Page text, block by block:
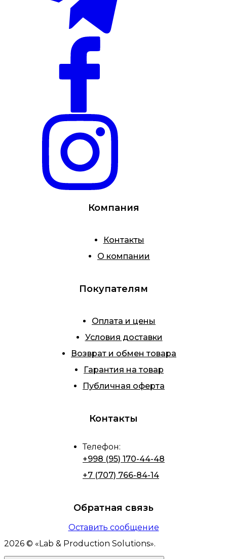
Компания
Контакты
О компании
Покупателям
Оплата и цены
Условия доставки
Возврат и обмен товара
Гарантия на товар
Публичная оферта
Контакты
Телефон:
+998 (95) 170-44-48
+7 (707) 766-84-14
Обратная связь
Оставить сообщение
2026 © « Lab & Production Solutions».